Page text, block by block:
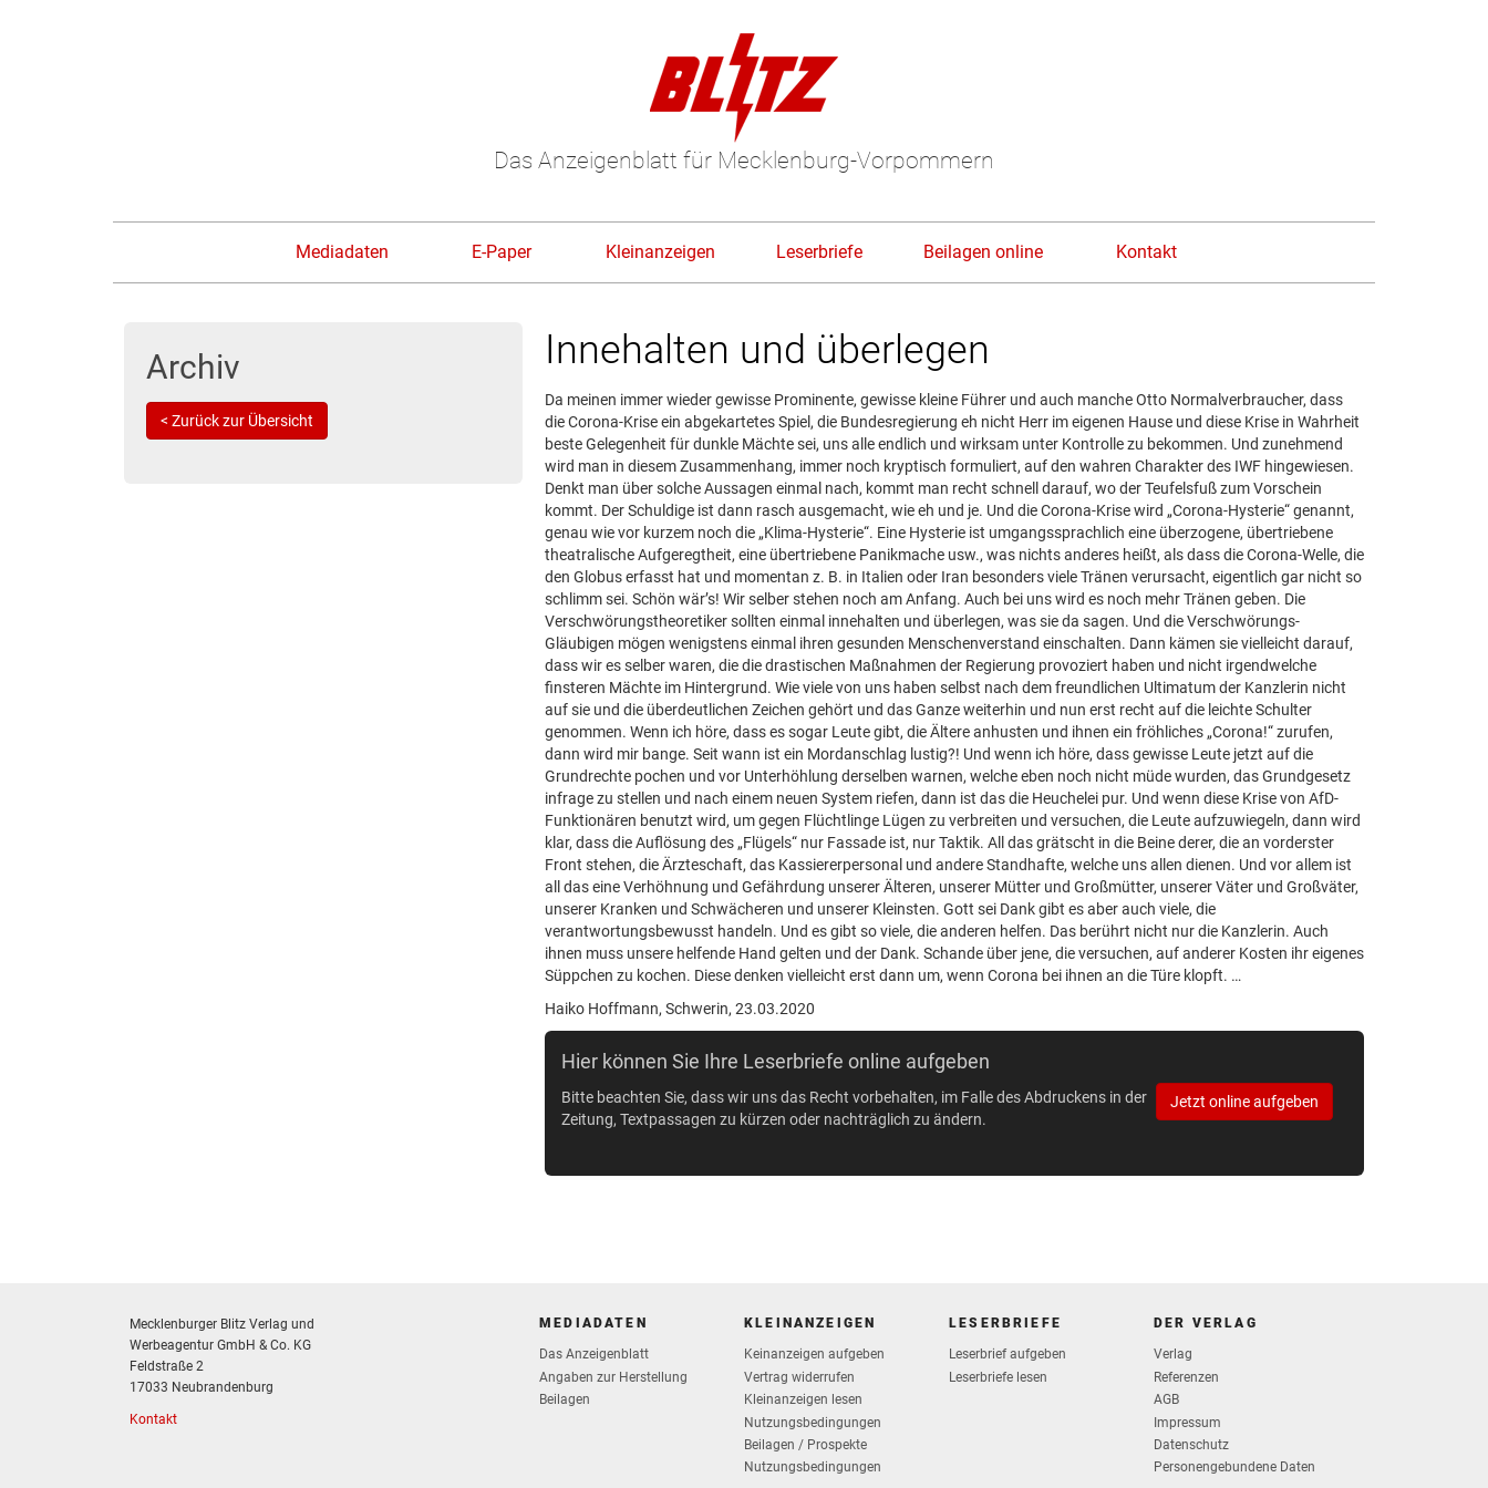
Das Anzeigenblatt für Mecklenburg-Vorpommern
Mediadaten E-Paper Kleinanzeigen Leserbriefe Beilagen online Kontakt
Archiv
< Zurück zur Übersicht
Innehalten und überlegen
Da meinen immer wieder gewisse Prominente, gewisse kleine Führer und auch manche Otto Normalverbraucher, dass
die Corona-Krise ein abgekartetes Spiel, die Bundesregierung eh nicht Herr im eigenen Hause und diese Krise in Wahrheit
beste Gelegenheit für dunkle Mächte sei, uns alle endlich und wirksam unter Kontrolle zu bekommen. Und zunehmend
wird man in diesem Zusammenhang, immer noch kryptisch formuliert, auf den wahren Charakter des IWF hingewiesen.
Denkt man über solche Aussagen einmal nach, kommt man recht schnell darauf, wo der Teufelsfuß zum Vorschein
kommt. Der Schuldige ist dann rasch ausgemacht, wie eh und je. Und die Corona-Krise wird „Corona-Hysterie“ genannt,
genau wie vor kurzem noch die „Klima-Hysterie“. Eine Hysterie ist umgangssprachlich eine überzogene, übertriebene
theatralische Aufgeregtheit, eine übertriebene Panikmache usw., was nichts anderes heißt, als dass die Corona-Welle, die
den Globus erfasst hat und momentan z. B. in Italien oder Iran besonders viele Tränen verursacht, eigentlich gar nicht so
schlimm sei. Schön wär’s! Wir selber stehen noch am Anfang. Auch bei uns wird es noch mehr Tränen geben. Die
Verschwörungstheoretiker sollten einmal innehalten und überlegen, was sie da sagen. Und die Verschwörungs-
Gläubigen mögen wenigstens einmal ihren gesunden Menschenverstand einschalten. Dann kämen sie vielleicht darauf,
dass wir es selber waren, die die drastischen Maßnahmen der Regierung provoziert haben und nicht irgendwelche
finsteren Mächte im Hintergrund. Wie viele von uns haben selbst nach dem freundlichen Ultimatum der Kanzlerin nicht
auf sie und die überdeutlichen Zeichen gehört und das Ganze weiterhin und nun erst recht auf die leichte Schulter
genommen. Wenn ich höre, dass es sogar Leute gibt, die Ältere anhusten und ihnen ein fröhliches „Corona!“ zurufen,
dann wird mir bange. Seit wann ist ein Mordanschlag lustig?! Und wenn ich höre, dass gewisse Leute jetzt auf die
Grundrechte pochen und vor Unterhöhlung derselben warnen, welche eben noch nicht müde wurden, das Grundgesetz
infrage zu stellen und nach einem neuen System riefen, dann ist das die Heuchelei pur. Und wenn diese Krise von AfD-
Funktionären benutzt wird, um gegen Flüchtlinge Lügen zu verbreiten und versuchen, die Leute aufzuwiegeln, dann wird
klar, dass die Auflösung des „Flügels“ nur Fassade ist, nur Taktik. All das grätscht in die Beine derer, die an vorderster
Front stehen, die Ärzteschaft, das Kassiererpersonal und andere Standhafte, welche uns allen dienen. Und vor allem ist
all das eine Verhöhnung und Gefährdung unserer Älteren, unserer Mütter und Großmütter, unserer Väter und Großväter,
unserer Kranken und Schwächeren und unserer Kleinsten. Gott sei Dank gibt es aber auch viele, die
verantwortungsbewusst handeln. Und es gibt so viele, die anderen helfen. Das berührt nicht nur die Kanzlerin. Auch
ihnen muss unsere helfende Hand gelten und der Dank. Schande über jene, die versuchen, auf anderer Kosten ihr eigenes
Süppchen zu kochen. Diese denken vielleicht erst dann um, wenn Corona bei ihnen an die Türe klopft. …
Haiko Hoffmann, Schwerin, 23.03.2020
Hier können Sie Ihre Leserbriefe online aufgeben
Bitte beachten Sie, dass wir uns das Recht vorbehalten, im Falle des Abdruckens in der
Zeitung, Textpassagen zu kürzen oder nachträglich zu ändern.
Jetzt online aufgeben
Mecklenburger Blitz Verlag und
Werbeagentur GmbH & Co. KG
Feldstraße 2
17033 Neubrandenburg
Kontakt
MEDIADATEN
Das Anzeigenblatt
Angaben zur Herstellung
Beilagen
KLEINANZEIGEN
Keinanzeigen aufgeben
Vertrag widerrufen
Kleinanzeigen lesen
Nutzungsbedingungen
Beilagen / Prospekte
Nutzungsbedingungen
LESERBRIEFE
Leserbrief aufgeben
Leserbriefe lesen
DER VERLAG
Verlag
Referenzen
AGB
Impressum
Datenschutz
Personengebundene Daten